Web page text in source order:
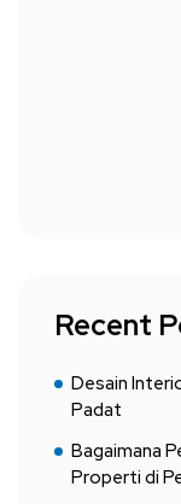
Recent
Desain
Padat
Bagaimana
Properti di